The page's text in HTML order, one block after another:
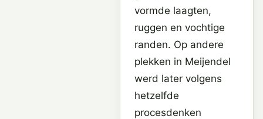
vormde laagten,
ruggen en vochtige
randen. Op andere
plekken in Meijendel
werd later volgens
hetzelfde
procesdenken